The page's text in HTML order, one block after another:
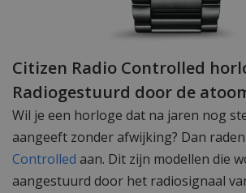
Citizen Radio Controlled
Radiogestuurd door de
Wil je een horloge dat na jaren nog
aangeeft zonder afwijking? Dan
Controlled aan. Dit zijn modellen die
aangestuurd door het radiosignaal